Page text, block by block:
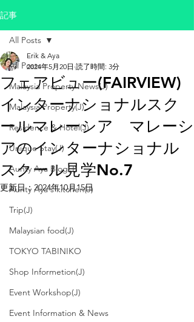
記事
All Posts
Malaysia Property News(J)
Malaysia Property(J)
Residence & Hotel(J)
Unique Stay(J)
Aunty Aya Blog(J)
Aunty Aya's kitchen(J)
Trip(J)
Malaysian food(J)
TOKYO TABINIKO
Shop Informetion(J)
Event Workshop(J)
Event Information & News
All Posts
フェアビュー(FAIRVIEW)
インターナショナルスク
ールマレーシア マレーシ
アのインターナショナル
スクール見学No.7
Erik & Aya
2024年5月20日 読了時間: 3分
更新日： 2024年10月15日